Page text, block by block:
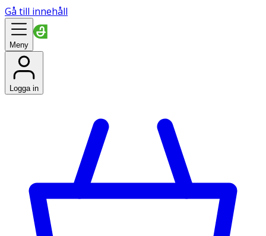
Gå till innehåll
Meny
Logga in